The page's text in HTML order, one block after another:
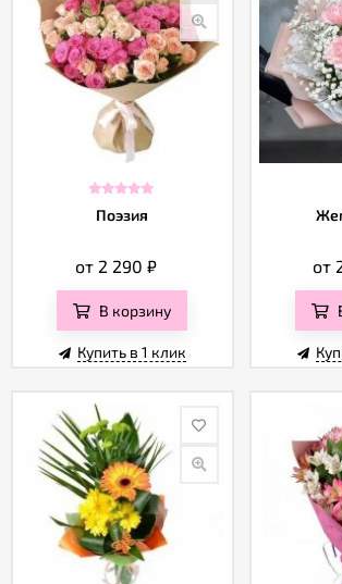
Публичная
оферта
конфиденциальности
Поэзия
от 2 290 ₽
В корзину
Купить в 1 клик
от